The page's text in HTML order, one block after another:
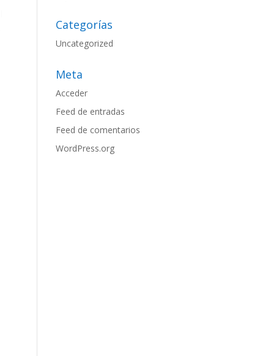
Categorías
Uncategorized
Meta
Acceder
Feed de entradas
Feed de comentarios
WordPress.org